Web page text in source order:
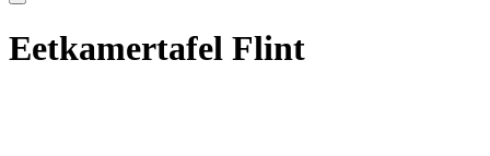
Eetkamertafel Flint